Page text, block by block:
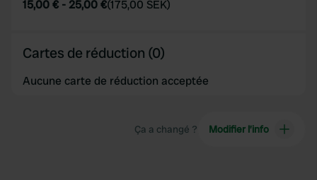
15,00 € - 25,00 €(175,00 SEK)
Cartes de réduction (0)
Aucune carte de réduction acceptée
Ça a changé ? Modifier l’info